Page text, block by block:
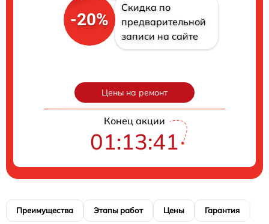
-20%
Скидка по
предварительной
записи на сайте
Цены на ремонт
Конец акции
01:13:40
Преимущества Этапы работ Цены Гарантия